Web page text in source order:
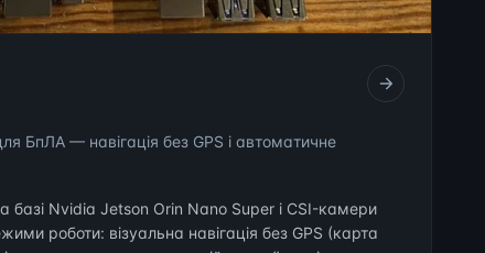
БпЛА — навігація без GPS і автоматичне
базі Nvidia Jetson Orin Nano Super і CSI-камери
роботи: візуальна навігація без GPS (карта